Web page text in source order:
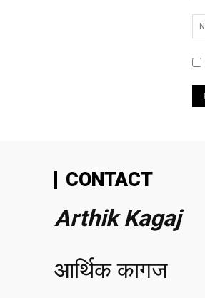
CONTACT
Arthik Kagaj
आर्थिक कागज